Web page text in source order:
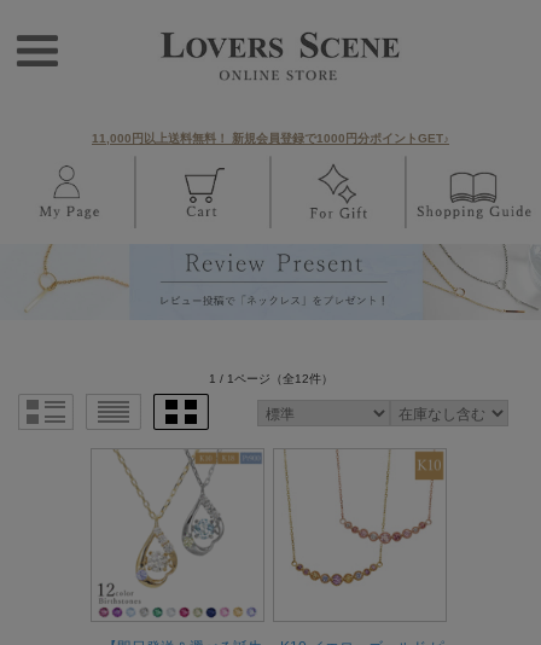
11,000円以上送料無料！ 新規会員登録で1000円分ポイントGET♪
1 / 1ページ （全12件）